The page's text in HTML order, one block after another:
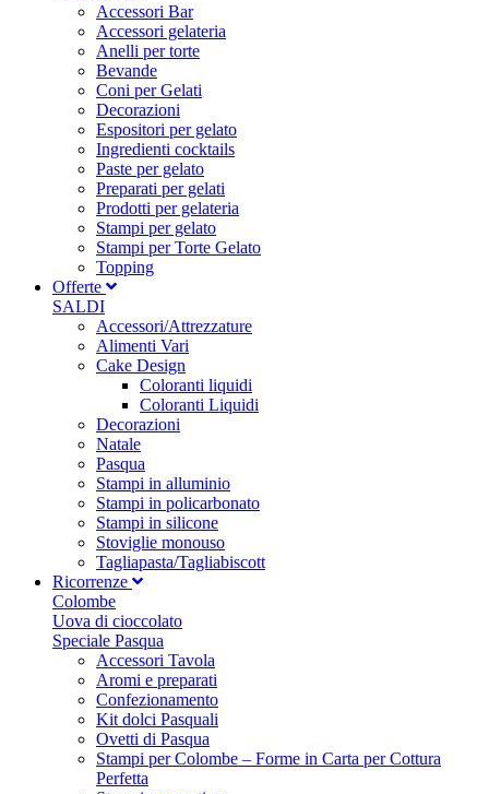
Accessori Bar
Accessori gelateria
Anelli per torte
Bevande
Coni per Gelati
Decorazioni
Espositori per gelato
Ingredienti cocktails
Paste per gelato
Preparati per gelati
Prodotti per gelateria
Stampi per gelato
Stampi per Torte Gelato
Topping
Offerte
SALDI
Accessori/Attrezzature
Alimenti Vari
Cake Design
Coloranti liquidi
Coloranti Liquidi
Decorazioni
Natale
Pasqua
Stampi in alluminio
Stampi in policarbonato
Stampi in silicone
Stoviglie monouso
Tagliapasta/Tagliabiscott
Ricorrenze
Colombe
Uova di cioccolato
Speciale Pasqua
Accessori Tavola
Aromi e preparati
Confezionamento
Kit dolci Pasquali
Ovetti di Pasqua
Stampi per Colombe – Forme in Carta per Cottura
Perfetta